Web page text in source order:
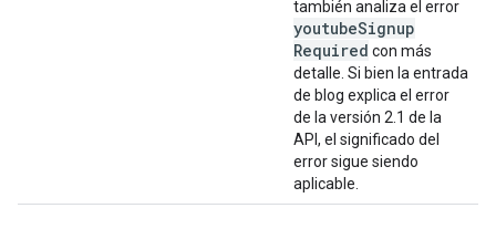
también analiza el error
youtubeSignup
Required con más
detalle. Si bien la entrada
de blog explica el error
de la versión 2.1 de la
API, el significado del
error sigue siendo
aplicable.